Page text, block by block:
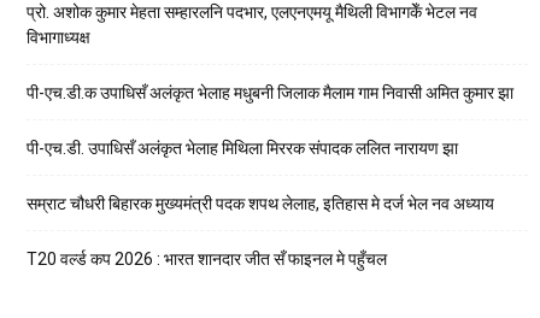
प्रो. अशोक कुमार मेहता सम्हारलनि पदभार, एलएनएमयू मैथिली विभागकेँ भेटल नव
विभागाध्यक्ष
पी-एच.डी.क उपाधिसँ अलंकृत भेलाह मधुबनी जिलाक मैलाम गाम निवासी अमित कुमार झा
पी-एच.डी. उपाधिसँ अलंकृत भेलाह मिथिला मिररक संपादक ललित नारायण झा
सम्राट चौधरी बिहारक मुख्यमंत्री पदक शपथ लेलाह, इतिहास मे दर्ज भेल नव अध्याय
T20 वर्ल्ड कप 2026 : भारत शानदार जीत सँ फाइनल मे पहुँचल